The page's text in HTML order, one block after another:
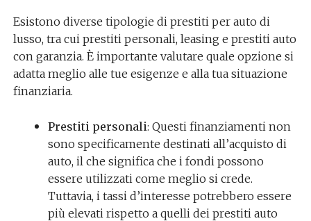
Esistono diverse tipologie di prestiti per auto di
lusso, tra cui prestiti personali, leasing e prestiti auto
con garanzia. È importante valutare quale opzione si
adatta meglio alle tue esigenze e alla tua situazione
finanziaria.
Prestiti personali: Questi finanziamenti non
sono specificamente destinati all’acquisto di
auto, il che significa che i fondi possono
essere utilizzati come meglio si crede.
Tuttavia, i tassi d’interesse potrebbero essere
più elevati rispetto a quelli dei prestiti auto